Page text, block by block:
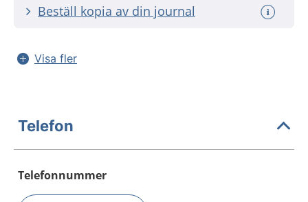
Beställ kopia av din journal
Visa fler
Telefon
Telefonnummer